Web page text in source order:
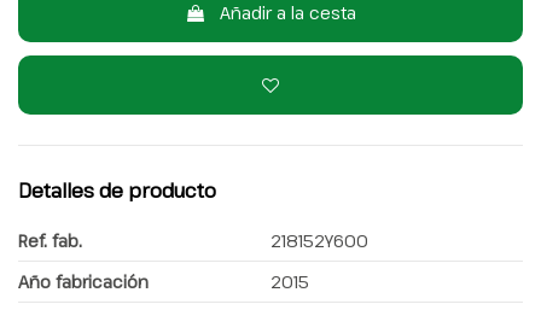
Añadir a la cesta
Detalles de producto
Ref. fab.
218152Y600
Año fabricación
2015